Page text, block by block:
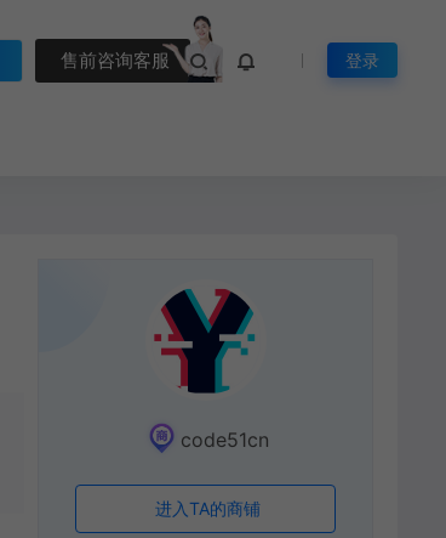
售前咨询客服 登录
code51cn
进入TA的商铺